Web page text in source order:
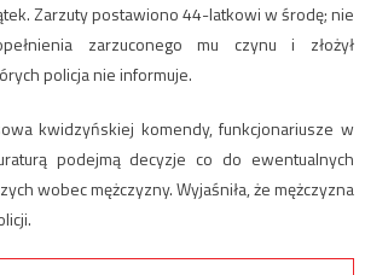
Zarzuty postawiono 44-latkowi w środę; nie
zarzuconego mu czynu i złożył
policja nie informuje.
kwidzyńskiej komendy, funkcjonariusze w
podejmą decyzje co do ewentualnych
wobec mężczyzny. Wyjaśniła, że mężczyzna